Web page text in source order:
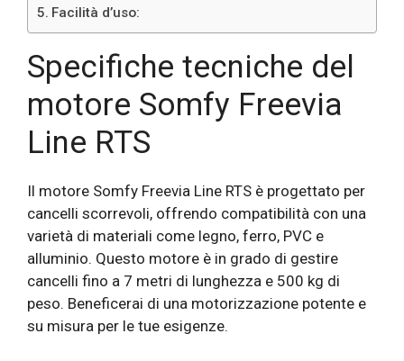
Facilità d’uso:
Specifiche tecniche del
motore Somfy Freevia
Line RTS
Il motore Somfy Freevia Line RTS è progettato per
cancelli scorrevoli, offrendo compatibilità con una
varietà di materiali come legno, ferro, PVC e
alluminio. Questo motore è in grado di gestire
cancelli fino a 7 metri di lunghezza e 500 kg di
peso. Beneficerai di una motorizzazione potente e
su misura per le tue esigenze.